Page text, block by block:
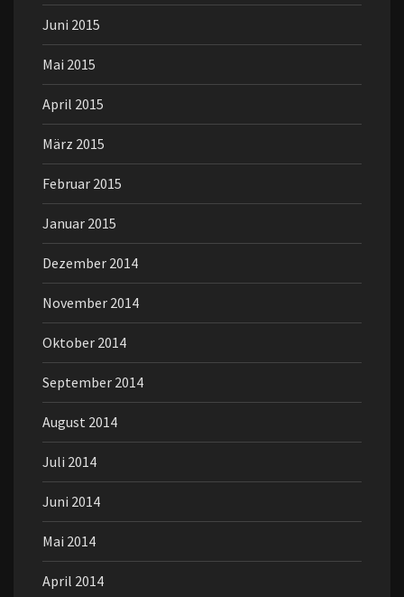
Juni 2015
Mai 2015
April 2015
März 2015
Februar 2015
Januar 2015
Dezember 2014
November 2014
Oktober 2014
September 2014
August 2014
Juli 2014
Juni 2014
Mai 2014
April 2014